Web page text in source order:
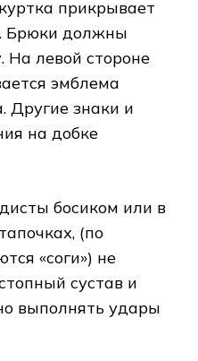
прикрывает
Брюки должны
левой стороне
эмблема
Другие знаки и
на добке
босиком или в
(по
«соги») не
сустав и
выполнять удары